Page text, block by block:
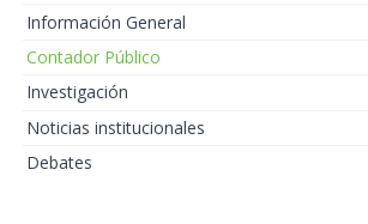
Información General
Contador Público
Investigación
Noticias institucionales
Debates